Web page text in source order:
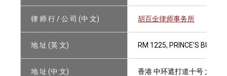
律 师 行 / 公 司 (中 文) 胡百全律师事务所
地 址 (英 文) RM 1225, PRINCE'S
地 址 (中 文) 香港 中环遮打道十号 太子